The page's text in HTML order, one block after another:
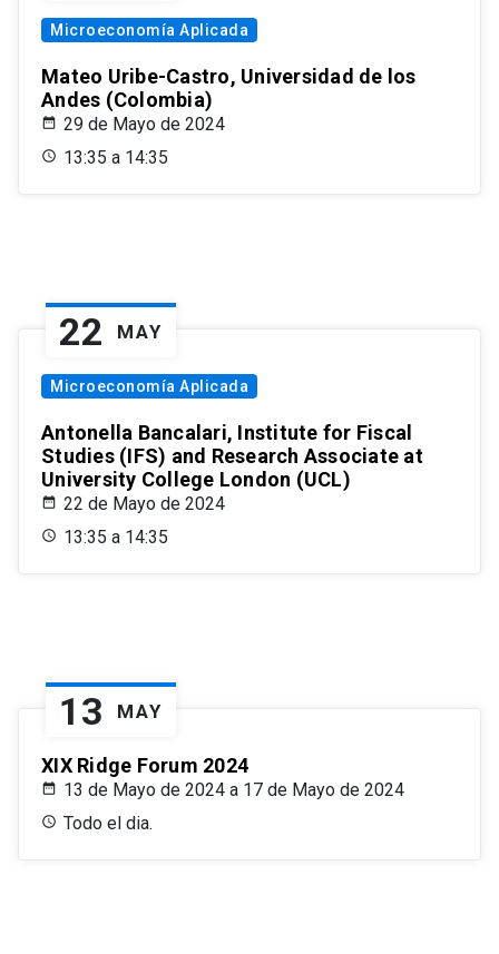
Microeconomía Aplicada
Mateo Uribe-Castro, Universidad de los
Andes (Colombia)
29 de Mayo de 2024
13:35 a 14:35
22 MAY
Microeconomía Aplicada
Antonella Bancalari, Institute for Fiscal
Studies (IFS) and Research Associate at
University College London (UCL)
22 de Mayo de 2024
13:35 a 14:35
13 MAY
XIX Ridge Forum 2024
13 de Mayo de 2024 a 17 de Mayo de 2024
Todo el dia.